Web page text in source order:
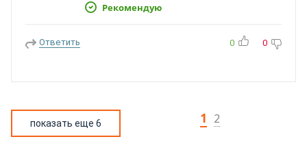
Рекомендую
Ответить 0 0
показать еще 6 1 2